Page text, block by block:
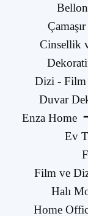
Çamaşır
Cinsellik
Dizi - Film
Duvar
Enza Home
Ev
Film ve
Halı
Home